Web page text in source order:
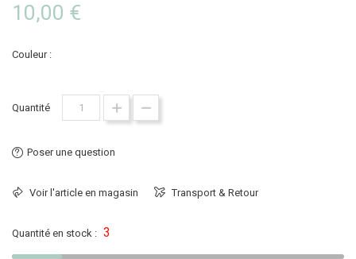
10,00 €
Couleur :
Quantité
Poser une question
Voir l'article en magasin Transport & Retour
Quantité en stock : 3